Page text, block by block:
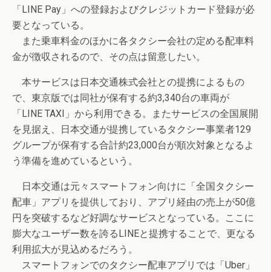
「LINE Pay」への登録およびクレジットカード登録が必
要となっている。
また乗車料金のほかに各タクシー会社の定める配車料
金が徴収されるので、その点は留意したい。
本サービスは日本交通株式会社との提携によるもの
で、東京版では同社が保有する約3,340台の車両が
「LINE TAXI」から利用できる。またサービスの全国展開
を見据え、日本交通が提携しているタクシー事業者129
グループが保有する合計約23,000台が順次対象となるよ
う準備を進めているという。
日本交通は元々スマートフォン向けに「全国タクシー
配車」アプリを提供しており、アプリ経由の売上が50億
円を突破するなど好調なサービスとなっている。ここに
膨大なユーザー数を誇るLINEと提携することで、更なる
利用拡大が見込めるだろう。
スマートフォンでのタクシー配車アプリでは「Uber」